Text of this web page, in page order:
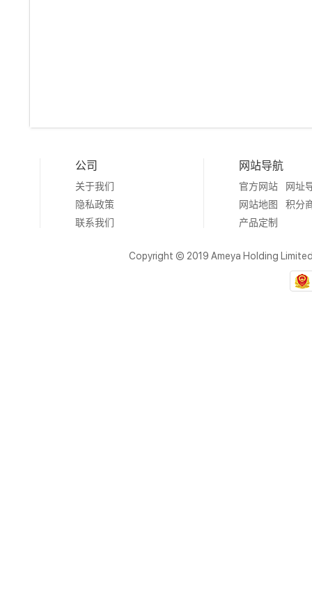
公司
关于我们
隐私政策
联系我们
网站导航
官方网站
网址
网站地图
积分
产品定制
Copyright © 2019 Ameya Holding